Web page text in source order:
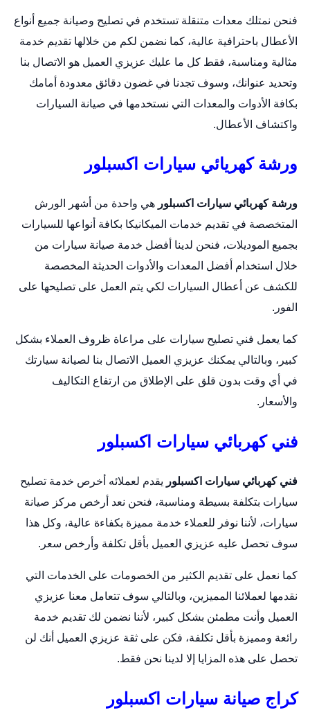
فنحن نمتلك معدات متنقلة تستخدم في تصليح وصيانة جميع أنواع
الأعطال باحترافية عالية، كما نضمن لكم من خلالها تقديم خدمة
مثالية ومناسبة، فقط كل ما عليك عزيزي العميل هو الاتصال بنا
وتحديد عنوانك، وسوف تجدنا في غضون دقائق معدودة أمامك
بكافة الأدوات والمعدات التي نستخدمها في صيانة السيارات
واكتشاف الأعطال.
ورشة كهريائي سيارات اكسبلور
ورشة كهربائي سيارات اكسبلور هي واحدة من أشهر الورش
المتخصصة في تقديم خدمات الميكانيكا بكافة أنواعها للسيارات
بجميع الموديلات، فنحن لدينا أفضل خدمة صيانة سيارات من
خلال استخدام أفضل المعدات والأدوات الحديثة المخصصة
للكشف عن أعطال السيارات لكي يتم العمل على تصليحها على
الفور.
كما يعمل فني تصليح سيارات على مراعاة ظروف العملاء بشكل
كبير، وبالتالي يمكنك عزيزي العميل الاتصال بنا لصيانة سيارتك
في أي وقت بدون قلق على الإطلاق من ارتفاع التكاليف
والأسعار.
فني كهربائي سيارات اكسبلور
فني كهربائي سيارات اكسبلور يقدم لعملائه أخرص خدمة تصليح
سيارات بتكلفة بسيطة ومناسبة، فنحن نعد أرخص مركز صيانة
سيارات، لأننا نوفر للعملاء خدمة مميزة بكفاءة عالية، وكل هذا
سوف تحصل عليه عزيزي العميل بأقل تكلفة وأرخص سعر.
كما نعمل على تقديم الكثير من الخصومات على الخدمات التي
نقدمها لعملائنا المميزين، وبالتالي سوف تتعامل معنا عزيزي
العميل وأنت مطمئن بشكل كبير، لأننا نضمن لك تقديم خدمة
رائعة ومميزة بأقل تكلفة، فكن على ثقة عزيزي العميل أنك لن
تحصل على هذه المزايا إلا لدينا نحن فقط.
كراج صيانة سيارات اكسبلور